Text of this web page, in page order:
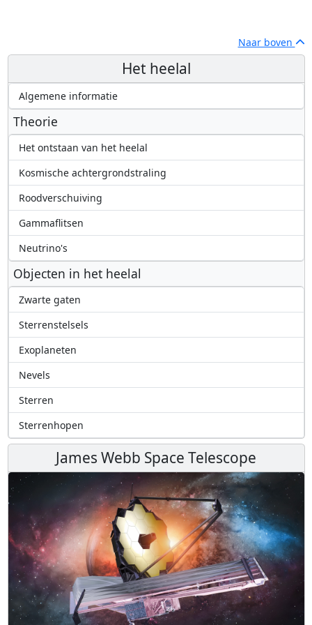
Naar boven
Het heelal
Algemene informatie
Theorie
Het ontstaan van het heelal
Kosmische achtergrondstraling
Roodverschuiving
Gammaflitsen
Neutrino's
Objecten in het heelal
Zwarte gaten
Sterrenstelsels
Exoplaneten
Nevels
Sterren
Sterrenhopen
James Webb Space Telescope